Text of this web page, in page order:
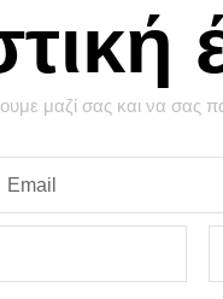
μαζί σας και να σας